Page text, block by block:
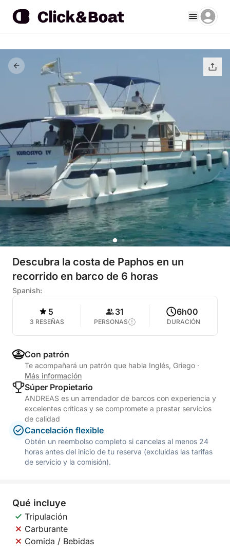
Descubra la costa de Paphos en un
recorrido en barco de 6 horas
Spanish:
5
3 RESEÑAS
31
PERSONAS
6h00
DURACIÓN
Con patrón
Te acompañará un patrón que habla Inglés, Griego ·
Más información
Súper Propietario
ANDREAS es un arrendador de barcos con experiencia y
excelentes críticas y se compromete a prestar servicios
de calidad
Cancelación flexible
Obtén un reembolso completo si cancelas al menos 24
horas antes del inicio de tu reserva (excluidas las tarifas
de servicio y la comisión).
Qué incluye
Tripulación
Carburante
Comida / Bebidas